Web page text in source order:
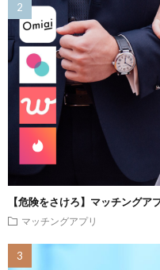
【危険をさけろ】マッチング
マッチングアプリ